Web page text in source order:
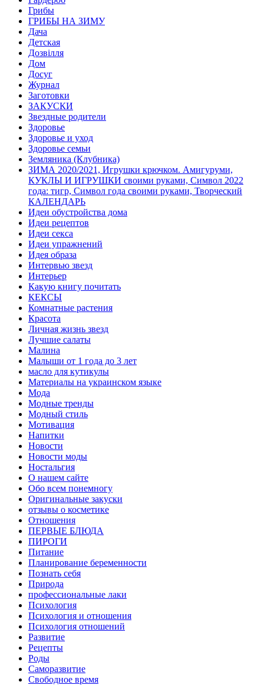
Грибы
ГРИБЫ НА ЗИМУ
Дача
Детская
Дозвілля
Дом
Досуг
Журнал
Заготовки
ЗАКУСКИ
Звездные родители
Здоровье
Здоровье и уход
Здоровье семьи
Земляника (Клубника)
ЗИМА 2020/2021, Игрушки крючком. Амигуруми,
КУКЛЫ И ИГРУШКИ своими руками, Символ 2022
года: тигр, Символ года своими руками, Творческий
КАЛЕНДАРЬ
Идеи обустройства дома
Идеи рецептов
Идеи секса
Идеи упражнений
Идея образа
Интервью звезд
Интерьер
Какую книгу почитать
КЕКСЫ
Комнатные растения
Красота
Личная жизнь звезд
Лучшие салаты
Малина
Малыши от 1 года до 3 лет
масло для кутикулы
Материалы на украинском языке
Мода
Модные тренды
Модный стиль
Мотивация
Напитки
Новости
Новости моды
Ностальгия
О нашем сайте
Обо всем понемногу
Оригинальные закуски
отзывы о косметике
Отношения
ПЕРВЫЕ БЛЮДА
ПИРОГИ
Питание
Планирование беременности
Познать себя
Природа
профессиональные лаки
Психология
Психология и отношения
Психология отношений
Развитие
Рецепты
Роды
Саморазвитие
Свободное время